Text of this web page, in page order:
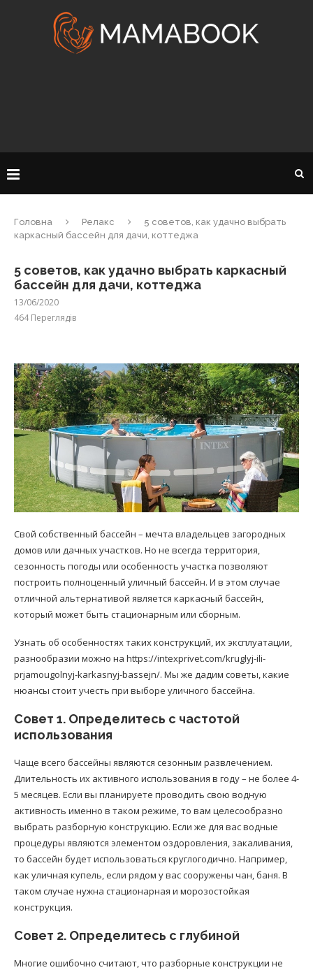
Головна Релакс
5 советов, как удачно выбрать
каркасный бассейн для дачи, коттеджа
5 советов, как удачно выбрать каркасный
бассейн для дачи, коттеджа
13/06/2020
464Переглядів
Свой собственный бассейн – мечта владельцев загородных
домов или дачных участков. Но не всегда территория,
сезонность погоды или особенность участка позволяют
построить полноценный уличный бассейн. И в этом случае
отличной альтернативой является каркасный бассейн,
который может быть стационарным или сборным.
Узнать об особенностях таких конструкций, их эксплуатации,
разнообразии можно на https://intexprivet.com/kruglyj-ili-
prjamougolnyj-karkasnyj-bassejn/. Мы же дадим советы, какие
нюансы стоит учесть при выборе уличного бассейна.
Совет 1. Определитесь с частотой
использования
Чаще всего бассейны являются сезонным развлечением.
Длительность их активного использования в году – не более 4-
5 месяцев. Если вы планируете проводить свою водную
активность именно в таком режиме, то вам целесообразно
выбрать разборную конструкцию. Если же для вас водные
процедуры являются элементом оздоровления, закаливания,
то бассейн будет использоваться круглогодично. Например,
как уличная купель, если рядом у вас сооружены чан, баня. В
таком случае нужна стационарная и морозостойкая
конструкция.
Совет 2. Определитесь с глубиной
Многие ошибочно считают, что разборные конструкции не